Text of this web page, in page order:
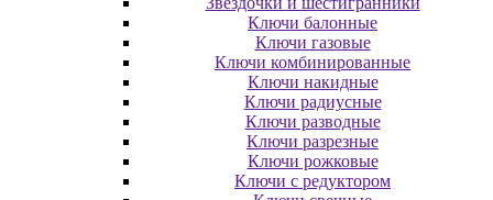
Ключи балонные
Ключи газовые
Ключи комбинированные
Ключи накидные
Ключи радиусные
Ключи разводные
Ключи разрезные
Ключи рожковые
Ключи с редуктором